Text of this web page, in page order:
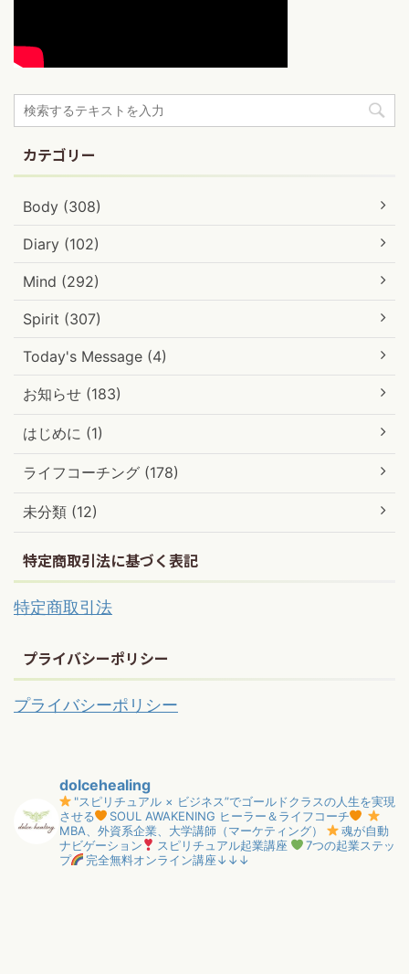
カテゴリー
Body (308)
Diary (102)
Mind (292)
Spirit (307)
Today's Message (4)
お知らせ (183)
はじめに (1)
ライフコーチング (178)
未分類 (12)
特定商取引法に基づく表記
特定商取引法
プライバシーポリシー
プライバシーポリシー
dolcehealing
"スピリチュアル × ビジネス”でゴールドクラスの人生を実現
させる
SOUL AWAKENING ヒーラー＆ライフコーチ
MBA、外資系企業、大学講師（マーケティング）
魂が自動
ナビゲーション
スピリチュアル起業講座
7つの起業ステッ
プ
完全無料オンライン講座↓↓↓